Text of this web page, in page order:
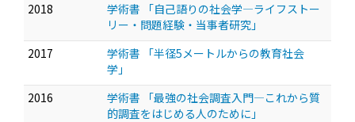
2018
学術書 「自己語りの社会学—ライフストー
リー・問題経験・当事者研究」
2017
学術書 「半径5メートルからの教育社会
学」
2016
学術書 「最強の社会調査入門—これから質
的調査をはじめる人のために」